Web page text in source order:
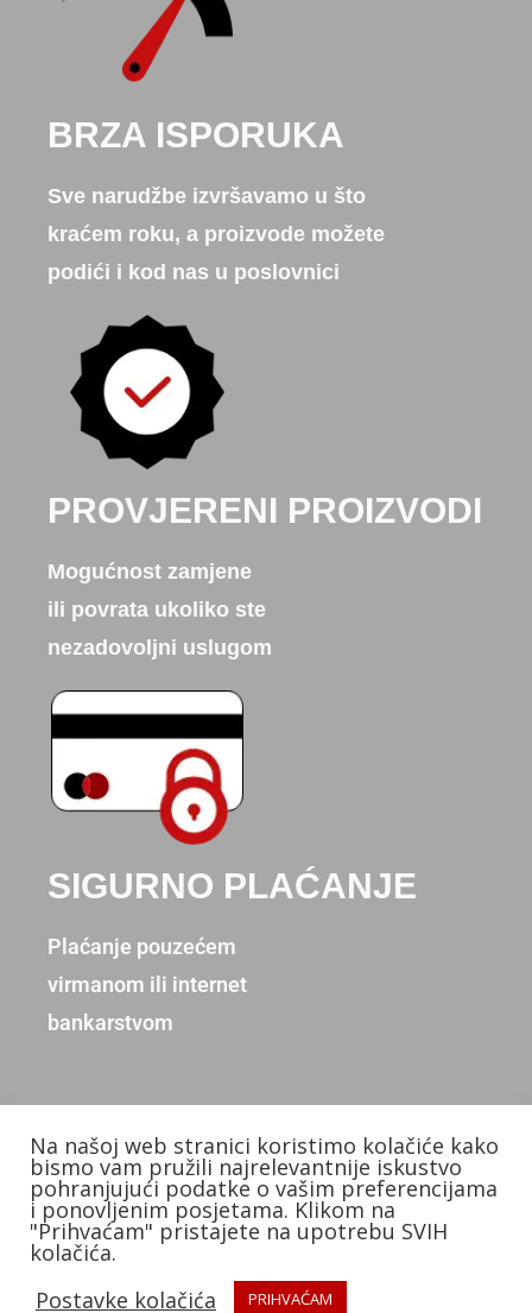
BRZA ISPORUKA
Sve narudžbe izvršavamo u što
kraćem roku, a proizvode možete
podići i kod nas u poslovnici
PROVJERENI PROIZVODI
Mogućnost zamjene
ili povrata ukoliko ste
nezadovoljni uslugom
SIGURNO PLAĆANJE
Plaćanje pouzećem
virmanom ili internet
bankarstvom
Copyright © 2026. Donum d.o.o.
Izradio: KB Studios
Na našoj web stranici koristimo kolačiće kako
bismo vam pružili najrelevantnije iskustvo
pohranjujući podatke o vašim preferencijama
i ponovljenim posjetama. Klikom na
"Prihvaćam" pristajete na upotrebu SVIH
kolačića.
Postavke kolačića
PRIHVAĆAM